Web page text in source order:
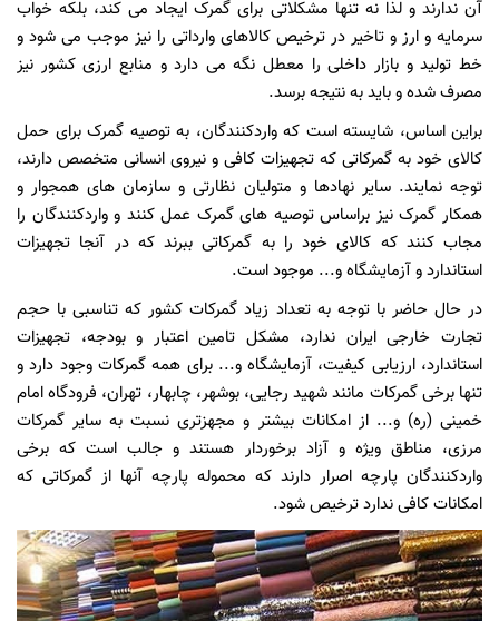
آن ندارند و لذا نه تنها مشکلاتی برای گمرک ایجاد می کند، بلکه خواب
سرمایه و ارز و تاخیر در ترخیص کالاهای وارداتی را نیز موجب می شود و
خط تولید و بازار داخلی را معطل نگه می دارد و منابع ارزی کشور نیز
مصرف شده و باید به نتیجه برسد.
براین اساس، شایسته است که واردکنندگان، به توصیه گمرک برای حمل
کالای خود به گمرکاتی که تجهیزات کافی و نیروی انسانی متخصص دارند،
توجه نمایند. سایر نهادها و متولیان نظارتی و سازمان های همجوار و
همکار گمرک نیز براساس توصیه های گمرک عمل کنند و واردکنندگان را
مجاب کنند که کالای خود را به گمرکاتی ببرند که در آنجا تجهیزات
استاندارد و آزمایشگاه و... موجود است.
در حال حاضر با توجه به تعداد زیاد گمرکات کشور که تناسبی با حجم
تجارت خارجی ایران ندارد، مشکل تامین اعتبار و بودجه، تجهیزات
استاندارد، ارزیابی کیفیت، آزمایشگاه و... برای همه گمرکات وجود دارد و
تنها برخی گمرکات مانند شهید رجایی، بوشهر، چابهار، تهران، فرودگاه امام
خمینی (ره) و... از امکانات بیشتر و مجهزتری نسبت به سایر گمرکات
مرزی، مناطق ویژه و آزاد برخوردار هستند و جالب است که برخی
واردکنندگان پارچه اصرار دارند که محموله پارچه آنها از گمرکاتی که
امکانات کافی ندارد ترخیص شود.